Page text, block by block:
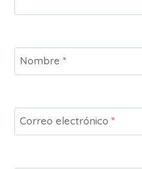
Nombre *
Correo electrónico *